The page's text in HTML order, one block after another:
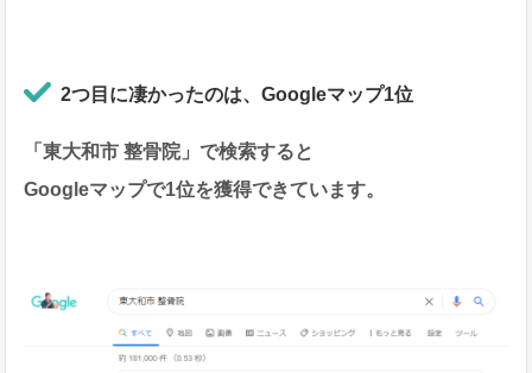
2つ目に凄かったのは、Googleマップ1位
「東大和市 整骨院」で検索すると
Googleマップで1位を獲得できています。